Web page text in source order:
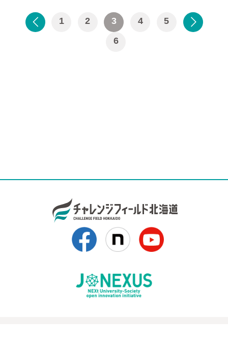
投
稿
1 2 3 4
5
6